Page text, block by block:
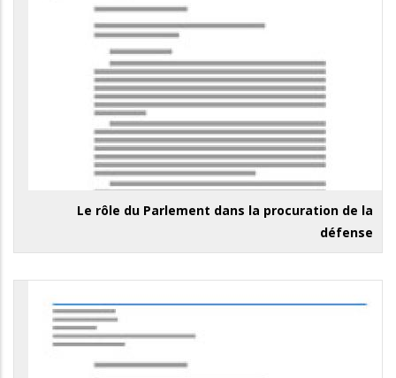
Le rôle du Parlement dans la procuration de la
défense